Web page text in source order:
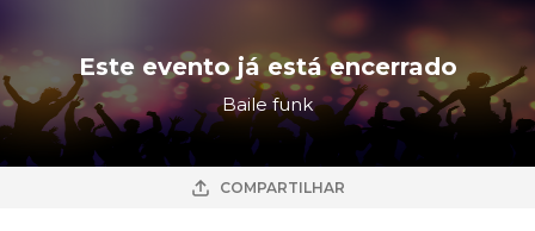
Este evento já está encerrado
Baile funk
COMPARTILHAR